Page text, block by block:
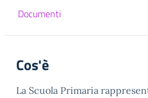
Documenti
Cos'è
La Scuola Primaria